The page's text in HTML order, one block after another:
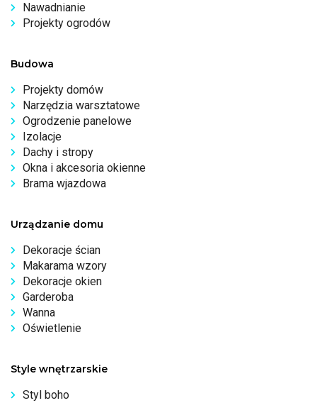
Nawadnianie
Projekty ogrodów
Budowa
Projekty domów
Narzędzia warsztatowe
Ogrodzenie panelowe
Izolacje
Dachy i stropy
Okna i akcesoria okienne
Brama wjazdowa
Urządzanie domu
Dekoracje ścian
Makarama wzory
Dekoracje okien
Garderoba
Wanna
Oświetlenie
Style wnętrzarskie
Styl boho